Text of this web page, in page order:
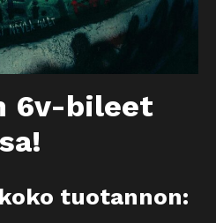
6v-bileet
tuotannon: